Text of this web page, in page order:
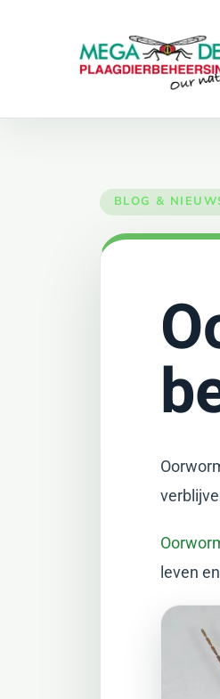
Skip to main content
leven